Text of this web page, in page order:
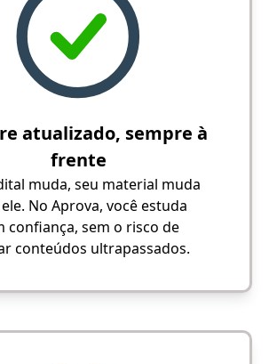
atualizado, sempre à
frente
muda, seu material muda
No Aprova, você estuda
confiança, sem o risco de
conteúdos ultrapassados.